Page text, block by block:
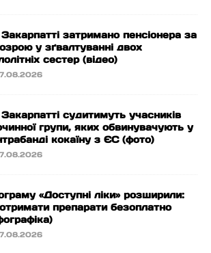
затримано пенсіонера за
у зґвалтуванні двох
сестер (відео)
судитимуть учасників
групи, яких обвинувачують у
кокаїну з ЄС (фото)
«Доступні ліки» розширили:
препарати безоплатно